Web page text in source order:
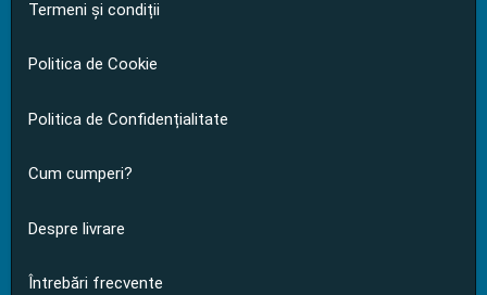
Termeni și condiții
Politica de Cookie
Politica de Confidențialitate
Cum cumperi?
Despre livrare
Întrebări frecvente